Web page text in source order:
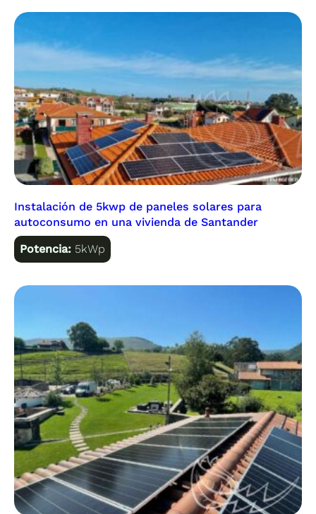
Instalación de 5kwp de paneles solares para
autoconsumo en una vivienda de Santander
Potencia: 5kWp